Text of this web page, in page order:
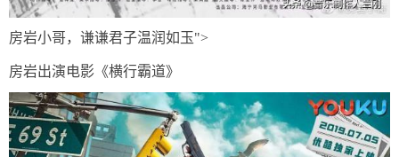
房岩小哥，谦谦君子温润如玉">
房岩出演电影《横行霸道》